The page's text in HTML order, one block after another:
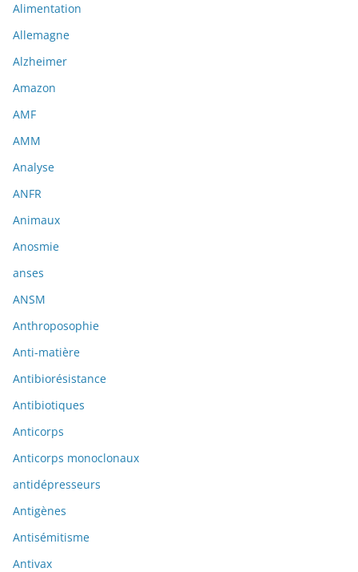
Alimentation
Allemagne
Alzheimer
Amazon
AMF
AMM
Analyse
ANFR
Animaux
Anosmie
anses
ANSM
Anthroposophie
Anti-matière
Antibiorésistance
Antibiotiques
Anticorps
Anticorps monoclonaux
antidépresseurs
Antigènes
Antisémitisme
Antivax